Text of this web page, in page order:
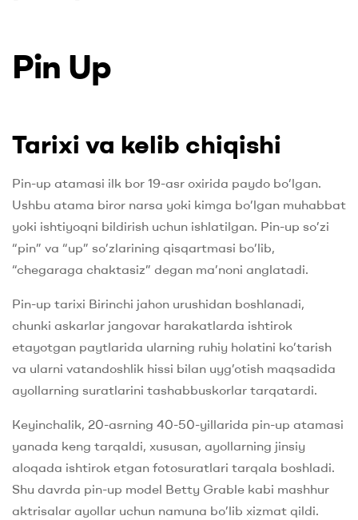
Pin Up
Tarixi va kelib chiqishi
Pin-up atamasi ilk bor 19-asr oxirida paydo bo’lgan.
Ushbu atama biror narsa yoki kimga bo’lgan muhabbat
yoki ishtiyoqni bildirish uchun ishlatilgan. Pin-up so’zi
“pin” va “up” so’zlarining qisqartmasi bo’lib,
“chegaraga chaktasiz” degan ma’noni anglatadi.
Pin-up tarixi Birinchi jahon urushidan boshlanadi,
chunki askarlar jangovar harakatlarda ishtirok
etayotgan paytlarida ularning ruhiy holatini ko’tarish
va ularni vatandoshlik hissi bilan uyg’otish maqsadida
ayollarning suratlarini tashabbuskorlar tarqatardi.
Keyinchalik, 20-asrning 40-50-yillarida pin-up atamasi
yanada keng tarqaldi, xususan, ayollarning jinsiy
aloqada ishtirok etgan fotosuratlari tarqala boshladi.
Shu davrda pin-up model Betty Grable kabi mashhur
aktrisalar ayollar uchun namuna bo’lib xizmat qildi.